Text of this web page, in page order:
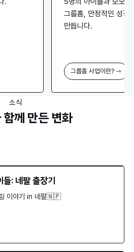
그룹홈, 안정적인 성장
만듭니다.
그룹홈 사업이란? ⇾
소식
함께 만든 변화
: 네팔 출장기
링 이야기 in 네팔🇳🇵